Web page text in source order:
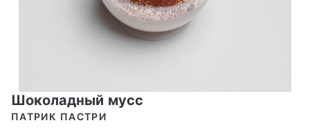
Шоколадный мусс
ПАТРИК ПАСТРИ